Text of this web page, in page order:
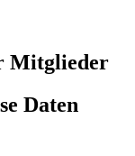
Mitglieder
Daten